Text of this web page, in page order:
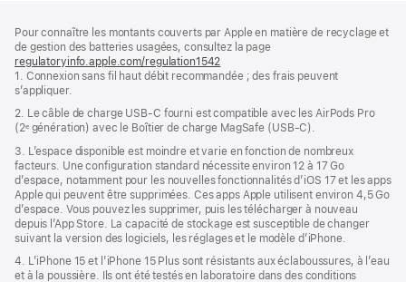
de
page
de
bas
de
page
Pour connaître les montants couverts par Apple en matière de recyclage et
de gestion des batteries usagées, consultez la page
regulatoryinfo.apple.com/regulation1542
dans
fenêtre)
1. Connexion sans fil haut débit recommandée ; des frais peuvent
s’appliquer.
2. Le câble de charge USB‑C fourni est compatible avec les AirPods Pro
(2ᵉ génération) avec le Boîtier de charge MagSafe (USB‑C).
3. L’espace disponible est moindre et varie en fonction de nombreux
facteurs. Une configuration standard nécessite environ 12 à 17 Go
d’espace, notamment pour les nouvelles fonctionnalités d’iOS 17 et les apps
Apple qui peuvent être supprimées. Ces apps Apple utilisent environ 4,5 Go
d’espace. Vous pouvez les supprimer, puis les télécharger à nouveau
depuis l’App Store. La capacité de stockage est susceptible de changer
suivant la version des logiciels, les réglages et le modèle d’iPhone.
4. L’iPhone 15 et l’iPhone 15 Plus sont résistants aux éclaboussures, à l’eau
et à la poussière. Ils ont été testés en laboratoire dans des conditions